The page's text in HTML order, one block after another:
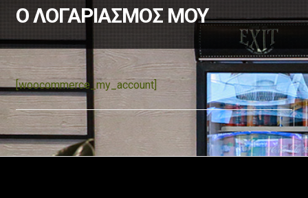
Ο ΛΟΓΑΡΙΑΣΜΟΣ ΜΟΥ
[woocommerce_my_account]